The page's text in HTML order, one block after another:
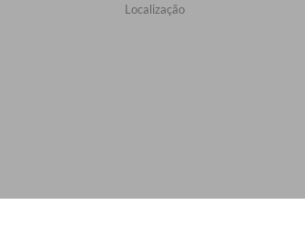
Localização